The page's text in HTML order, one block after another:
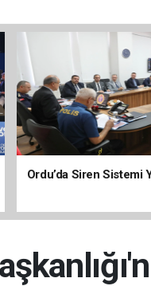
Ordu’da Siren Sistemi